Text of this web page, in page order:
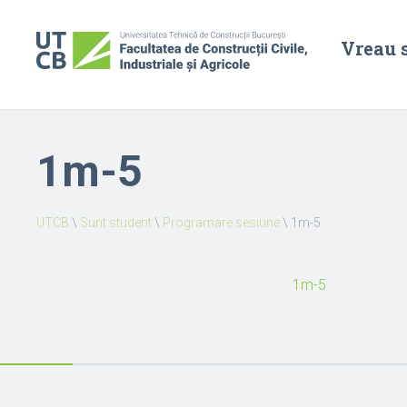
Vreau
1m-5
UTCB \ Sunt student\ Programare sesiune\ 1m-5
1m-5